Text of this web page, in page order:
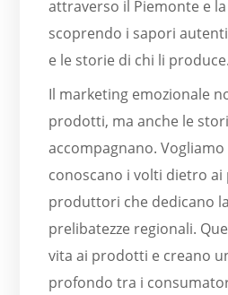
attraverso il Piemonte e la
scoprendo i sapori
e le storie di chi li produce.
Il marketing emozionale
prodotti, ma anche le
accompagnano.
conoscano i volti dietro
produttori che dedicano
prelibatezze regionali.
vita ai prodotti e creano
profondo tra i